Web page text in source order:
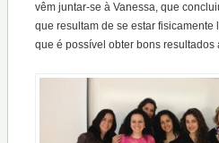
vêm juntar-se à Vanessa, que
que resultam de se estar
que é possível obter bons